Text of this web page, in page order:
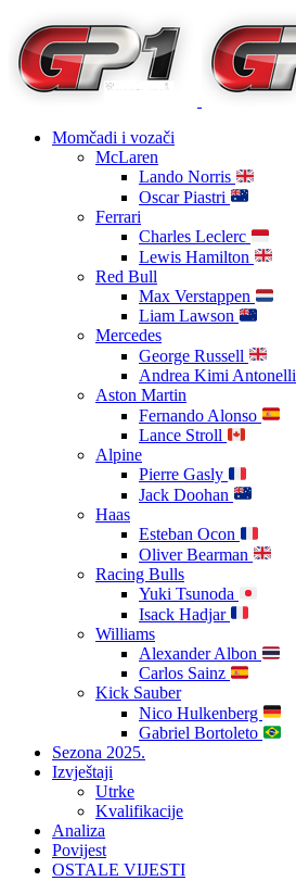
Momčadi i vozači
McLaren
Lando Norris
Oscar Piastri
Ferrari
Charles Leclerc
Lewis Hamilton
Red Bull
Max Verstappen
Liam Lawson
Mercedes
George Russell
Andrea Kimi Antonelli
Aston Martin
Fernando Alonso
Lance Stroll
Alpine
Pierre Gasly
Jack Doohan
Haas
Esteban Ocon
Oliver Bearman
Racing Bulls
Yuki Tsunoda
Isack Hadjar
Williams
Alexander Albon
Carlos Sainz
Kick Sauber
Nico Hulkenberg
Gabriel Bortoleto
Sezona 2025.
Izvještaji
Utrke
Kvalifikacije
Analiza
Povijest
OSTALE VIJESTI